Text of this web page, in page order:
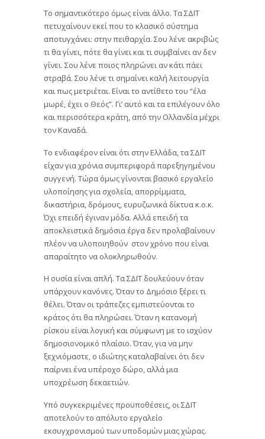
Το σημαντικότερο όμως είναι άλλο. Τα ΣΔΙΤ
πετυχαίνουν εκεί που το κλασικό σύστημα
αποτυγχάνει: στην πειθαρχία. Σου λένε ακριβώς
τι θα γίνει, πότε θα γίνει και τι συμβαίνει αν δεν
γίνει. Σου λένε ποιος πληρώνει αν κάτι πάει
στραβά. Σου λένε τι σημαίνει καλή λειτουργία
και πως μετριέται. Είναι το αντίθετο του “έλα
μωρέ, έχει ο Θεός”. Γι’ αυτό και τα επιλέγουν όλο
και περισσότερα κράτη, από την Ολλανδία μέχρι
τον Καναδά.
Το ενδιαφέρον είναι ότι στην Ελλάδα, τα ΣΔΙΤ
είχαν για χρόνια συμπεριφορά παρεξηγημένου
συγγενή. Τώρα όμως γίνονται βασικό εργαλείο
υλοποίησης για σχολεία, απορρίμματα,
δικαστήρια, δρόμους, ευρυζωνικά δίκτυα κ.ο.κ.
Όχι επειδή έγιναν μόδα. Αλλά επειδή τα
αποκλειστικά δημόσια έργα δεν προλαβαίνουν
πλέον να υλοποιηθούν στον χρόνο που είναι
απαραίτητο να ολοκληρωθούν.
Η ουσία είναι απλή. Τα ΣΔΙΤ δουλεύουν όταν
υπάρχουν κανόνες. Όταν το Δημόσιο ξέρει τι
θέλει. Όταν οι τράπεζες εμπιστεύονται το
κράτος ότι θα πληρώσει. Όταν η κατανομή
ρίσκου είναι λογική και σύμφωνη με το ισχύον
δημοσιονομικό πλαίσιο. Όταν, για να μην
ξεχνιόμαστε, ο ιδιώτης καταλαβαίνει ότι δεν
παίρνει ένα υπέροχο δώρο, αλλά μια
υποχρέωση δεκαετιών.
Υπό συγκεκριμένες προϋποθέσεις, οι ΣΔΙΤ
αποτελούν το απόλυτο εργαλείο
εκσυγχρονισμού των υποδομών μιας χώρας.